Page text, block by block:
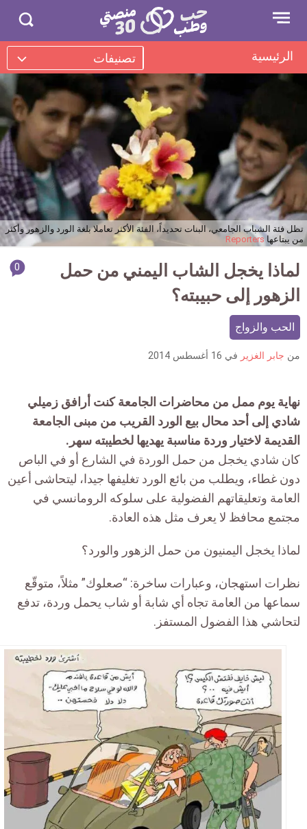
تجاوز
الإعلان
منصتي
30
الرئيسية
تصنيفات
جسد آمن
الحب والزواج
الحمل والإنجاب
الصحة الجنسية
البحث عن خدمات
تظل فئة الشباب الجامعي، البنات تحديداً، الفئة الأكثر تعاملا بلغة الورد والزهور وأكثر
من يبتاعها Reporters
article
0
لماذا يخجل الشاب اليمني من حمل
الزهور إلى حبيبته؟
الحب والزواج
من جابر الغزير في 16 أغسطس 2014
نهاية يوم ممل من محاضرات الجامعة كنت أرافق زميلي
شادي إلى أحد محال بيع الورد القريب من مبنى الجامعة
القديمة لاختيار وردة مناسبة يهديها لخطيبته سهر.
كان شادي يخجل من حمل الوردة في الشارع أو في الباص
دون غطاء، ويطلب من بائع الورد تغليفها جيدا، ليتحاشى أعين
العامة وتعليقاتهم الفضولية على سلوكه الرومانسي في
مجتمع محافظ لا يعرف مثل هذه العادة.
لماذا يخجل اليمنيون من حمل الزهور والورد؟
نظرات استهجان، وعبارات ساخرة: “صعلوك” مثلاً، متوقّع
سماعها من العامة تجاه أي شابة أو شاب يحمل وردة، تدفع
لتحاشي هذا الفضول المستفز.